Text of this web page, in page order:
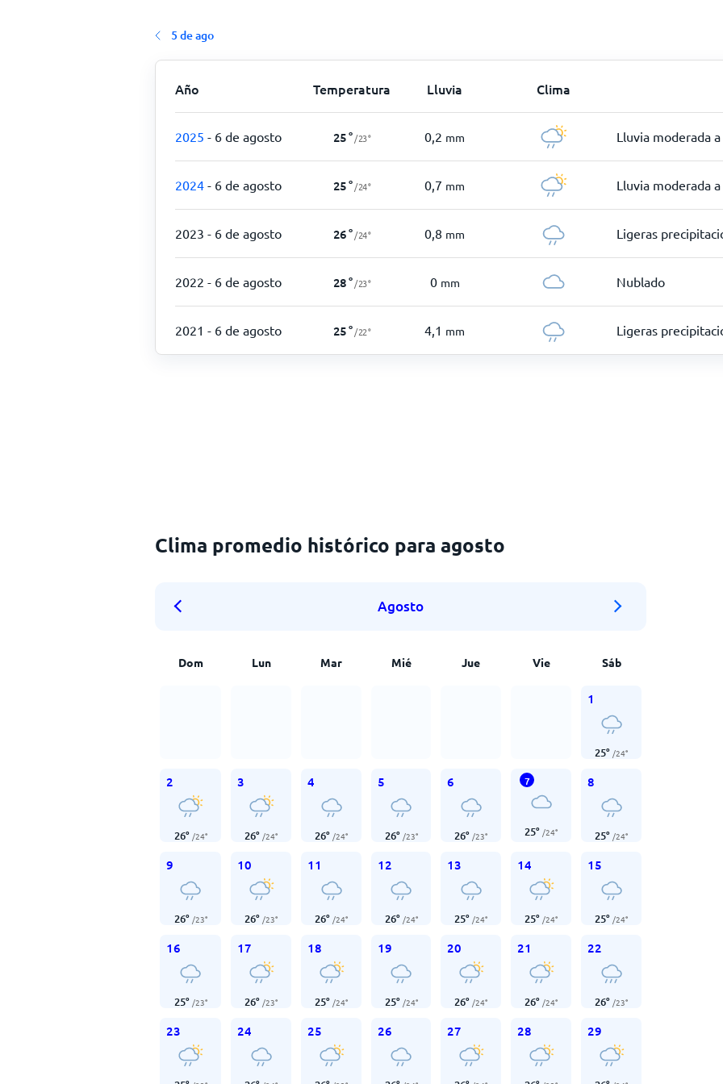
5 de ago
Año Temperatura Lluvia Clima
2025 - 6 de agosto 25° /23° 0,2 mm Lluvia moderada
2024 - 6 de agosto 25° /24° 0,7 mm Lluvia moderada
2023 - 6 de agosto 26° /24° 0,8 mm Ligeras
2022 - 6 de agosto 28° /23° 0 mm Nublado
2021 - 6 de agosto 25° /22° 4,1 mm Ligeras
Clima promedio histórico para agosto
Agosto
Dom Lun Mar Mié Jue Vie Sáb
1
25° /24°
2
26° /24°
3
26° /24°
4
26° /24°
5
26° /23°
6
26° /23°
7
25° /24°
8
25° /24°
9
26° /23°
10
26° /23°
11
26° /24°
12
26° /24°
13
25° /24°
14
25° /24°
15
25° /24°
16
25° /23°
17
26° /23°
18
25° /24°
19
25° /24°
20
26° /24°
21
26° /24°
22
26° /23°
23 24 25 26 27 28 29